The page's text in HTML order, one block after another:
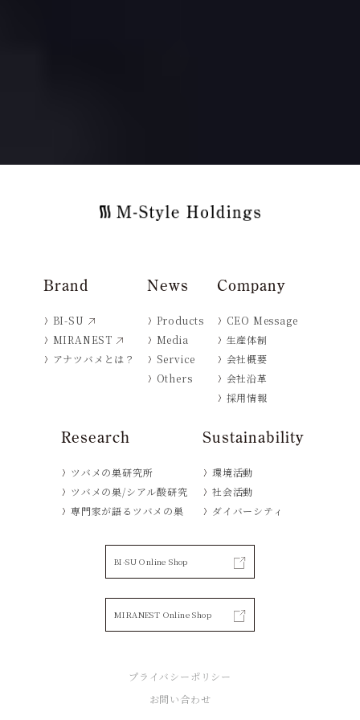
Brand
BI-SU
MIRANEST
アナツバメとは？
News
Products
Media
Service
Others
Company
CEO Message
生産体制
会社概要
会社沿革
採用情報
Research
ツバメの巣研究所
ツバメの巣/シアル酸研究
専門家が語るツバメの巣
Sustainability
環境活動
社会活動
ダイバーシティ
BI-SU Online Shop
MIRANEST Online Shop
プライバシーポリシー
お問い合わせ